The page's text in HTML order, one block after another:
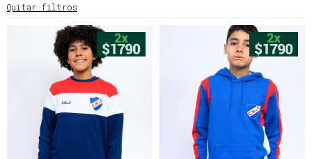
Quitar filtros